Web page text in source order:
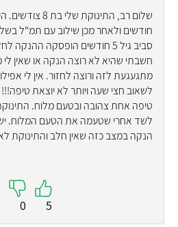
חודשים ולאחר מכן שילוב עם תמ"ל
סביב גיל 5 חודשים הופסקה ההנקה
חשבתי שהיא לא רוצה הנקה או שאין
מתגעגעת לזה ורוצה לחזור. אין לי
לשאוב חצי שעה ויותר לא יוצאת
טיפה אחת צהובה ובטעם מלוח.
לשד אחרי שטעמה את הטעם המלוח. יש
הנקה במצב כזה שאין חלב והתינוקת
5
0